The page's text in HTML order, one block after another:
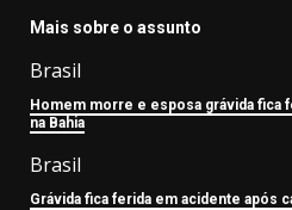
Mais sobre o assunto
Brasil
Homem morre e esposa grávida fica
na Bahia
Brasil
Grávida fica ferida em acidente após